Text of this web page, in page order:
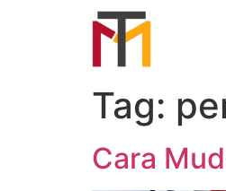
Tag:
Cara